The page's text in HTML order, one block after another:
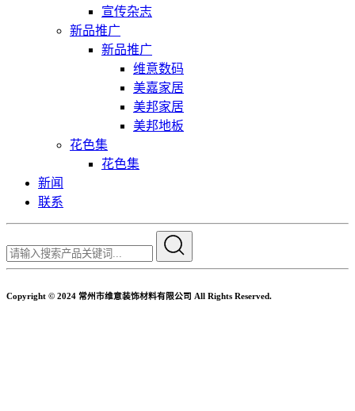
宣传杂志
新品推广
新品推广
维意数码
美嘉家居
美邦家居
美邦地板
花色集
花色集
新闻
联系
Copyright © 2024 常州市维意装饰材料有限公司 All Rights Reserved.